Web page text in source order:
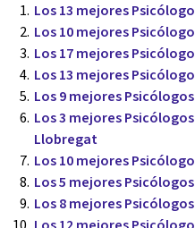
Los 13 mejores
Los 10 mejores
Los 17 mejores
Los 13 mejores
Los 9 mejores
Los 3 mejores
Llobregat
Los 10 mejores
Los 5 mejores
Los 8 mejores